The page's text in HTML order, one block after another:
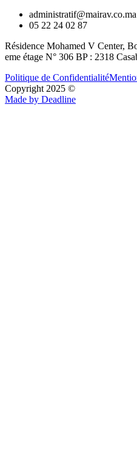
administratif@mairav.co.ma
05 22 24 02 87
Résidence Mohamed V Center,
eme étage N° 306 BP : 2318
Politique de Confidentialité
Copyright 2025 ©
Made by Deadline